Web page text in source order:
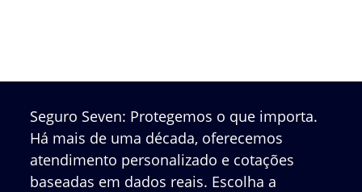
A
Seguro Seven: Protegemos o que importa.
Há mais de uma década, oferecemos
atendimento personalizado e cotações
baseadas em dados reais. Escolha a